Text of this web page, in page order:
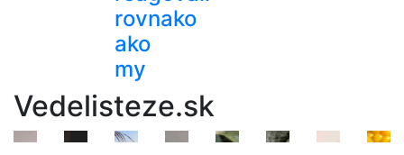
rovnako
ako
my
Vedelisteze.sk